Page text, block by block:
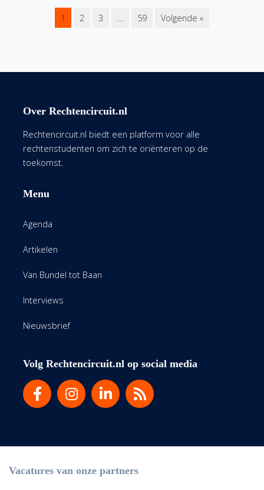
1 2 3 … 59 Volgende »
Over Rechtencircuit.nl
Rechtencircuit.nl biedt een platform voor alle
rechtenstudenten om zich te oriënteren op de
toekomst.
Menu
Agenda
Artikelen
Van Bundel tot Baan
Interviews
Nieuwsbrief
Volg Rechtencircuit.nl op social media
Vacatures van onze partners